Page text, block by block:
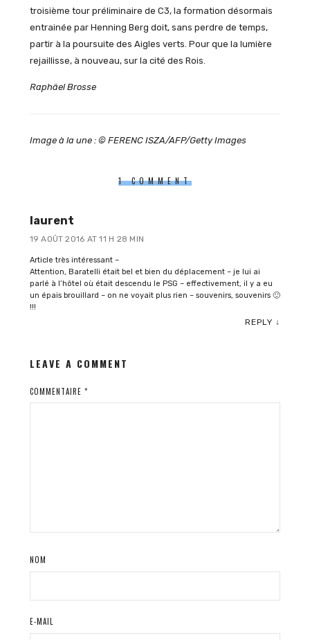
troisième tour préliminaire de C3, la formation désormais
entrainée par Henning Berg doit, sans perdre de temps,
partir à la poursuite des Aigles verts. Pour que la lumière
rejaillisse, à nouveau, sur la cité des Rois.
Raphäel Brosse
Image à la une : © FERENC ISZA/AFP/Getty Images
1 COMMENT
laurent
19 AOÛT 2016 AT 11 H 28 MIN
Article très intéressant –
Attention, Baratelli était bel et bien du déplacement – je lui ai
parlé à l’hôtel où était descendu le PSG – effectivement, il y a eu
un épais brouillard – on ne voyait plus rien – souvenirs, souvenirs 🙂
!!!
REPLY ↓
LEAVE A COMMENT
COMMENTAIRE *
NOM
E-MAIL